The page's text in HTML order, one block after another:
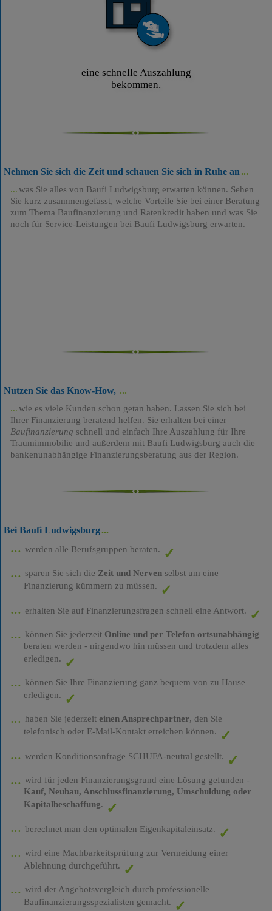
eine schnelle Auszahlung
bekommen.
Nehmen Sie sich die Zeit und schauen Sie sich in Ruhe an
was Sie alles von Baufi Ludwigsburg erwarten können. Sehen
Sie kurz zusammengefasst, welche Vorteile Sie bei einer Beratung
zum Thema Baufinanzierung und Ratenkredit haben und was Sie
noch für Service-Leistungen bei Baufi Ludwigsburg erwarten.
Nutzen Sie das Know-How,
wie es viele Kunden schon getan haben. Lassen Sie sich bei
Ihrer Finanzierung beratend helfen. Sie erhalten bei einer
Baufinanzierung schnell und einfach Ihre Auszahlung für Ihre
Traumimmobilie und außerdem mit Baufi Ludwigsburg auch die
bankenunabhängige Finanzierungsberatung aus der Region.
Bei Baufi Ludwigsburg
werden alle Berufsgruppen beraten.
sparen Sie sich die Zeit und Nervenselbst um eine
Finanzierung kümmern zu müssen.
erhalten Sie auf Finanzierungsfragen schnell eine Antwort.
können Sie jederzeit Online und per Telefon ortsunabhängig
beraten werden - nirgendwo hin müssen und trotzdem alles
erledigen.
können Sie Ihre Finanzierung ganz bequem von zu Hause
erledigen.
haben Sie jederzeit einen Ansprechpartner, den Sie
telefonisch oder E-Mail-Kontakt erreichen können.
werden Konditionsanfrage SCHUFA-neutral gestellt.
wird für jeden Finanzierungsgrund eine Lösung gefunden -
Kauf, Neubau, Anschlussfinanzierung, Umschuldung oder
Kapitalbeschaffung.
berechnet man den optimalen Eigenkapitaleinsatz.
wird eine Machbarkeitsprüfung zur Vermeidung einer
Ablehnung durchgeführt.
wird der Angebotsvergleich durch professionelle
Baufinanzierungsspezialisten gemacht.